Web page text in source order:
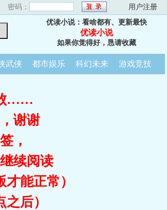
密码： 用户注册
优读小说：看啥都有、更新最快
优读小说
如果你觉得好，恳请收藏
武侠 都市娱乐 科幻未来 游戏竞技
……
谢谢
，
续阅读
能正常）
后）